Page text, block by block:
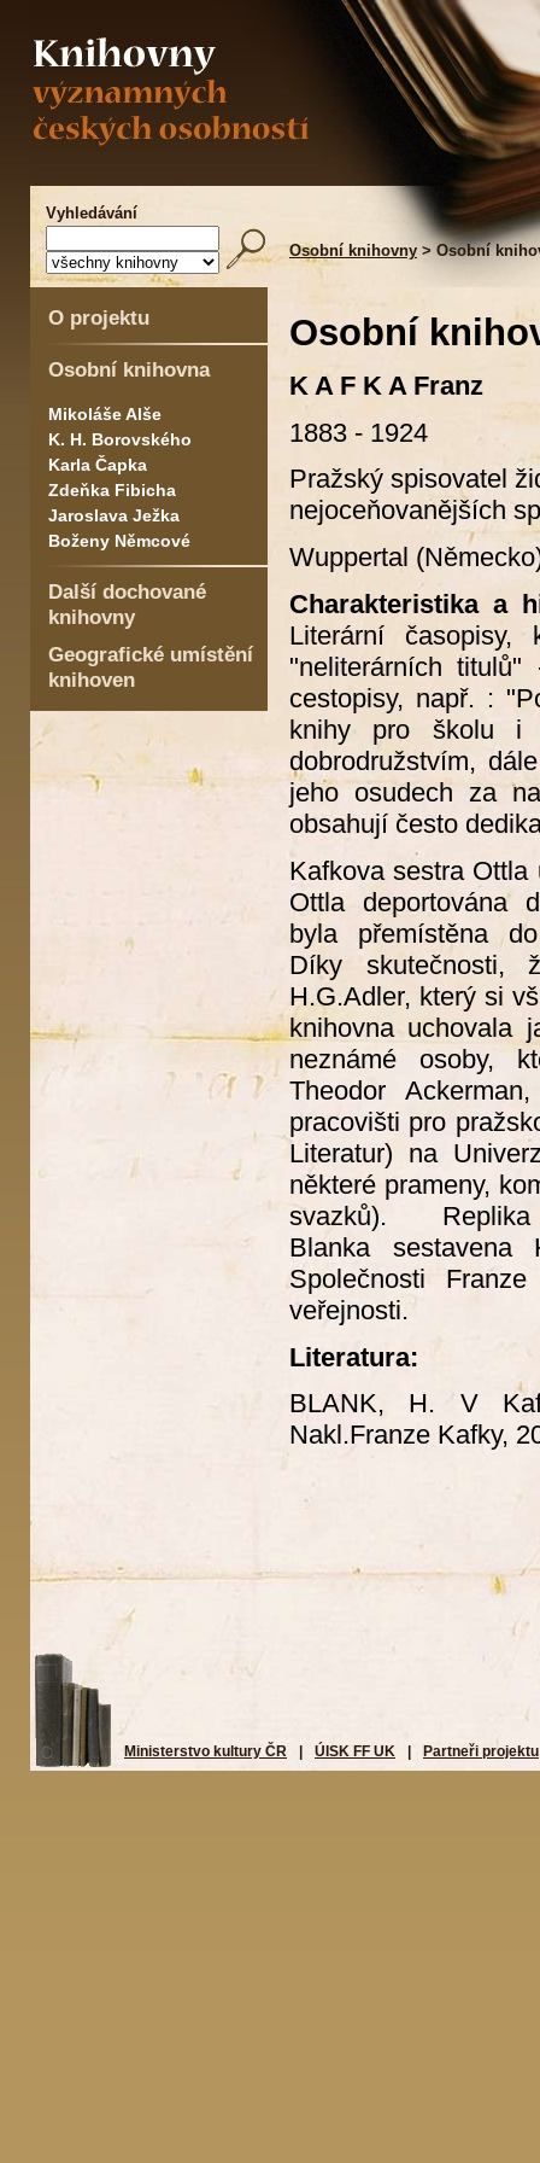
Vyhledávání
Osobní knihovny > Osobní
O projektu
Osobní knihovna
Mikoláše Alše
K. H. Borovského
Karla Čapka
Zdeňka Fibicha
Jaroslava Ježka
Boženy Němcové
Další dochované
knihovny
Geografické umístění
knihoven
Osobní
K A F K A Franz
1883 - 1924
Pražský spisovatel
nejoceňovanějších
Wuppertal
Charakteristika a
Literární časopisy,
"neliterárních titulů"
cestopisy, např. :
knihy pro školu i
dobrodružstvím,
jeho osudech za
obsahují često
Kafkova sestra
Ottla deportována
byla přemístěna
Díky skutečnosti,
H.G.Adler, který si
knihovna uchovala
neznámé osoby,
Theodor
pracovišti pro
Literatur) na
některé prameny,
svazků).
Blanka sestavena
Společnosti
veřejnosti.
Literatura:
BLANK, H. V
Nakl.Franze Kafky,
Ministerstvo kultury ČR ÚISK FF UK Partneři projektu